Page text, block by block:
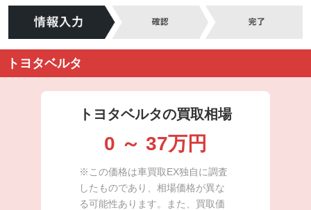
トヨタベルタ
トヨタベルタの買取相場
0 ～ 37万円
※この価格は車買取EX独自に調査
したものであり、相場価格が異な
る可能性あります。また、買取価